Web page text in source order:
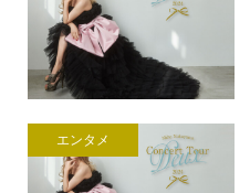
エンタメ